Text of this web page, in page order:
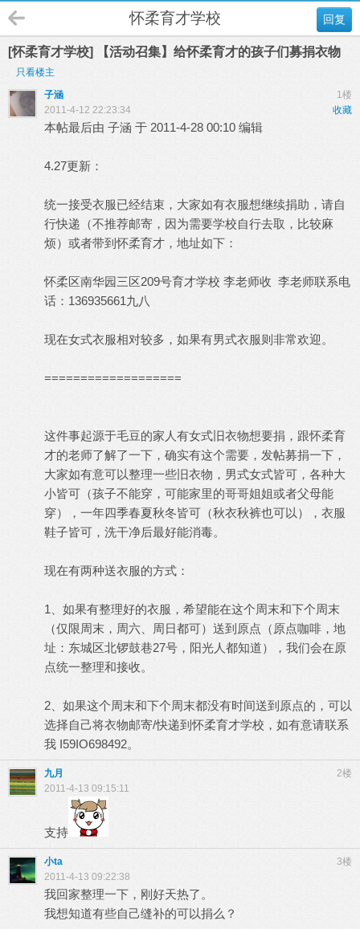
回复
怀柔育才学校
[怀柔育才学校] 【活动召集】给怀柔育才的孩子们募捐衣物
只看楼主
1楼
子涵
收藏
2011-4-12 22:23:34
本帖最后由 子涵 于 2011-4-28 00:10 编辑
4.27更新：
统一接受衣服已经结束，大家如有衣服想继续捐助，请自
行快递（不推荐邮寄，因为需要学校自行去取，比较麻
烦）或者带到怀柔育才，地址如下：
怀柔区南华园三区209号育才学校 李老师收 李老师联系电
话：136935661九八
现在女式衣服相对较多，如果有男式衣服则非常欢迎。
===================
这件事起源于毛豆的家人有女式旧衣物想要捐，跟怀柔育
才的老师了解了一下，确实有这个需要，发帖募捐一下，
大家如有意可以整理一些旧衣物，男式女式皆可，各种大
小皆可（孩子不能穿，可能家里的哥哥姐姐或者父母能
穿），一年四季春夏秋冬皆可（秋衣秋裤也可以），衣服
鞋子皆可，洗干净后最好能消毒。
现在有两种送衣服的方式：
1、如果有整理好的衣服，希望能在这个周末和下个周末
（仅限周末，周六、周日都可）送到原点（原点咖啡，地
址：东城区北锣鼓巷27号，阳光人都知道），我们会在原
点统一整理和接收。
2、如果这个周末和下个周末都没有时间送到原点的，可以
选择自己将衣物邮寄/快递到怀柔育才学校，如有意请联系
我 I59IO698492。
2楼
九月
2011-4-13 09:15:11
支持
3楼
小ta
2011-4-13 09:22:38
我回家整理一下，刚好天热了。
我想知道有些自己缝补的可以捐么？